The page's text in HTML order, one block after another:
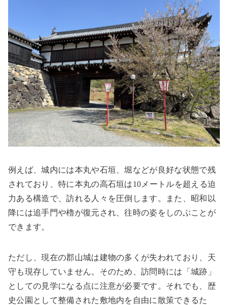
例えば、城内には本丸や石垣、堀などが良好な状態で残
されており、特に本丸の高石垣は10 メートルを超える迫
力ある構造で、訪れる人々を圧倒します。また、昭和以
降には追手門や櫓が復元され、往時の姿をしのぶことが
できます。
ただし、現在の郡山城は建物の多くが失われており、天
守も現存していません。そのため、訪問時には「城跡」
としての見学になる点に注意が必要です。それでも、歴
史公園として整備された敷地内を自由に散策できるた